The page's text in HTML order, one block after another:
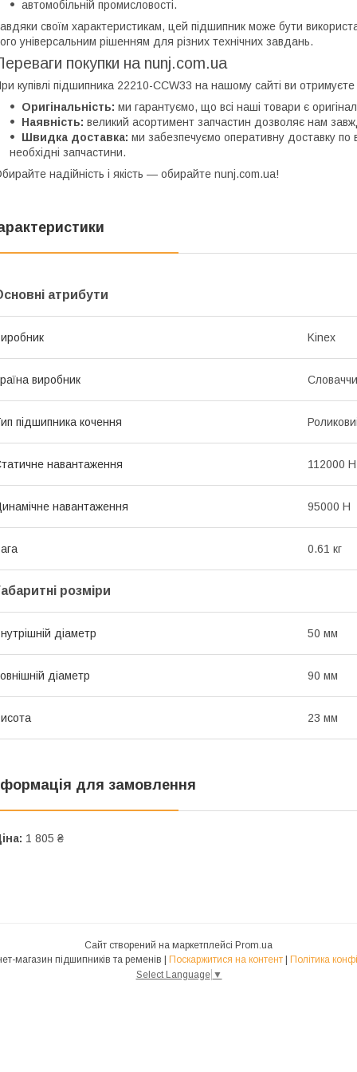
автомобільній промисловості.
своїм характеристикам, цей підшипник може бути
універсальним рішенням для різних технічних завдань.
покупки на nunj.com.ua
купівлі підшипника 22210-CCW33 на нашому сайті ви
Оригінальність: ми гарантуємо, що всі наші товари є
Наявність: великий асортимент запчастин дозволяє нам
Швидка доставка: ми забезпечуємо оперативну доставку по
необхідні запчастини.
надійність і якість — обирайте nunj.com.ua!
атрибути
Kinex
виробник
підшипника кочення
навантаження 112000 Н
навантаження 95000 Н
0.61 кг
розміри
діаметр 50 мм
діаметр 90 мм
23 мм
для замовлення
1 805 ₴
Сайт створений на маркетплейсі Prom.ua
Поскаржитися на контент
Політика
Select Language ▼